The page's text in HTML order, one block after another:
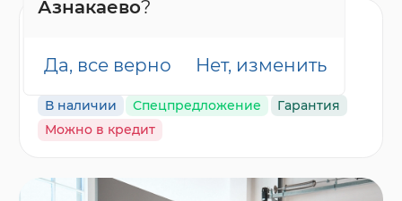
Азнакаево?
Да, все верно Нет, изменить
красный
В наличии Спецпредложение
Гарантия
Можно в кредит